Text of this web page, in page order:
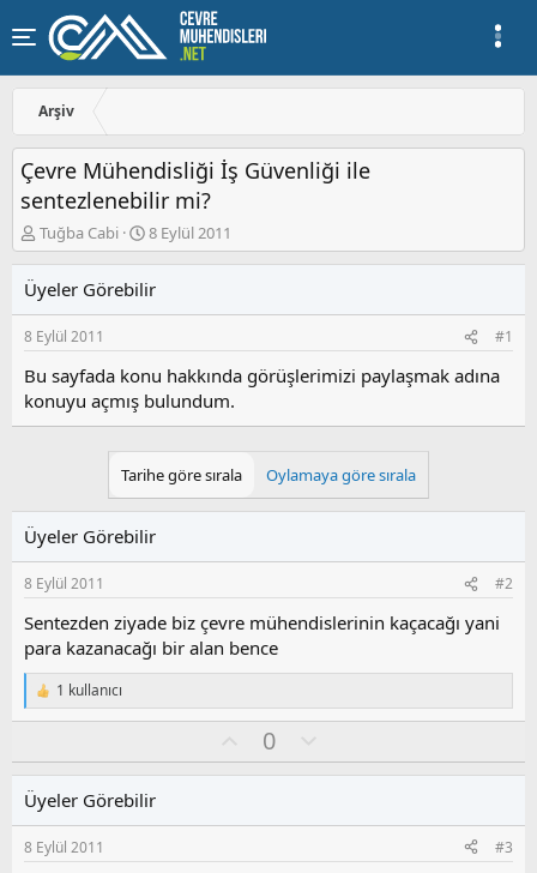
Arşiv
Çevre Mühendisliği İş Güvenliği ile
sentezlenebilir mi?
K
o
u
y
u
a
ş
l
n
Tuğba Cabi
B
a
l
a
ı
ç
t
a
r
h
i
8 Eylül 2011
Üyeler Görebilir
8 Eylül 2011 #1
Bu sayfada konu hakkında görüşlerimizi paylaşmak adına
konuyu açmış bulundum.
Tarihe göre sırala Oylamaya göre sırala
Üyeler Görebilir
8 Eylül 2011 #2
Sentezden ziyade biz çevre mühendislerinin kaçacağı yani
para kazanacağı bir alan bence
T
e
i
l
e
r
1 kullanıcı
y
0
l
s
u
Üyeler Görebilir
8 Eylül 2011 #3